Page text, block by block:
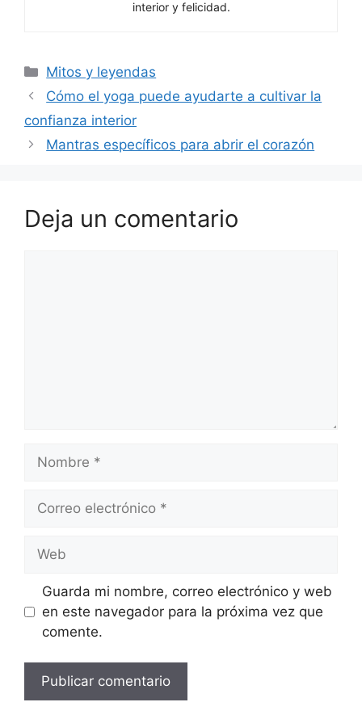
interior y felicidad.
Categorías
Mitos y leyendas
Cómo el yoga puede ayudarte a cultivar la
confianza interior
Mantras específicos para abrir el corazón
Deja un comentario
electrónico
Guarda mi nombre, correo electrónico y web
en este navegador para la próxima vez que
comente.